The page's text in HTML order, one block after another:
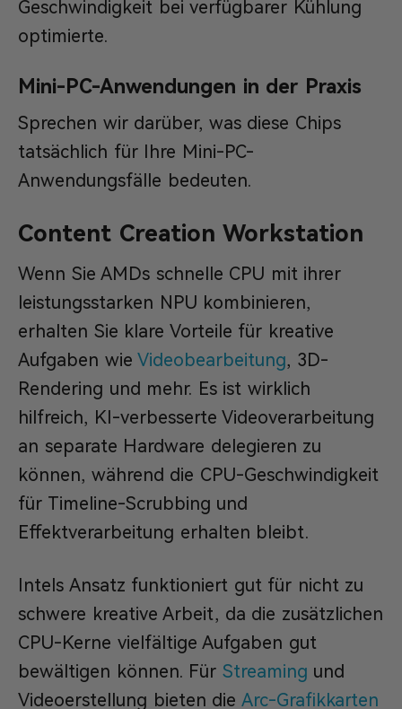
Geschwindigkeit bei verfügbarer Kühlung
optimierte.
Mini-PC-Anwendungen in der Praxis
Sprechen wir darüber, was diese Chips
tatsächlich für Ihre Mini-PC-
Anwendungsfälle bedeuten.
Content Creation Workstation
Wenn Sie AMDs schnelle CPU mit ihrer
leistungsstarken NPU kombinieren,
erhalten Sie klare Vorteile für kreative
Aufgaben wie Videobearbeitung, 3D-
Rendering und mehr. Es ist wirklich
hilfreich, KI-verbesserte Videoverarbeitung
an separate Hardware delegieren zu
können, während die CPU-Geschwindigkeit
für Timeline-Scrubbing und
Effektverarbeitung erhalten bleibt.
Intels Ansatz funktioniert gut für nicht zu
schwere kreative Arbeit, da die zusätzlichen
CPU-Kerne vielfältige Aufgaben gut
bewältigen können. Für Streaming und
Videoerstellung bieten die Arc-Grafikkarten